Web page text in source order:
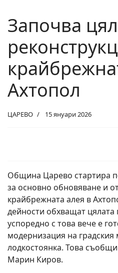
Започва
Ахтопол
ЦАРЕВО 15 януари 2026
Община Царево стартира
за основно обновяване и
крайбрежната алея в
дейности обхващат
успоредно с това вече е
модернизация на градския
лодкостоянка. Това
Марин Киров.